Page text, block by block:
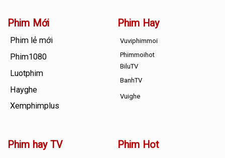
Phim Mới
Phim lẻ mới
Phim1080
Luotphim
Hayghe
Xemphimplus
Phim Hay
Vuviphimmoi
Phimmoihot
BiluTV
BanhTV
Vuighe
Phim hay TV Phim Hot